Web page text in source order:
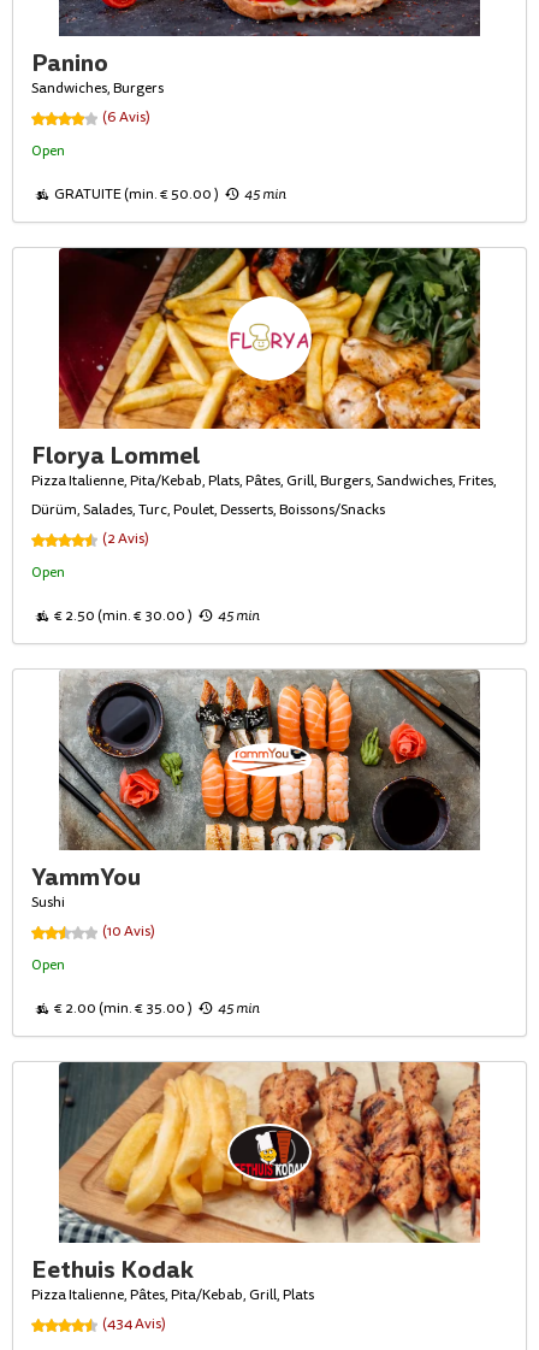
Panino
Sandwiches, Burgers
(6 Avis)
Open
GRATUITE (min. € 50.00 ) 45 min
Florya Lommel
Pizza Italienne, Pita/Kebab, Plats, Pâtes, Grill, Burgers, Sandwiches, Frites,
Dürüm, Salades, Turc, Poulet, Desserts, Boissons/Snacks
(2 Avis)
Open
€ 2.50 (min. € 30.00 ) 45 min
YammYou
Sushi
(10 Avis)
Open
€ 2.00 (min. € 35.00 ) 45 min
Eethuis Kodak
Pizza Italienne, Pâtes, Pita/Kebab, Grill, Plats
(434 Avis)